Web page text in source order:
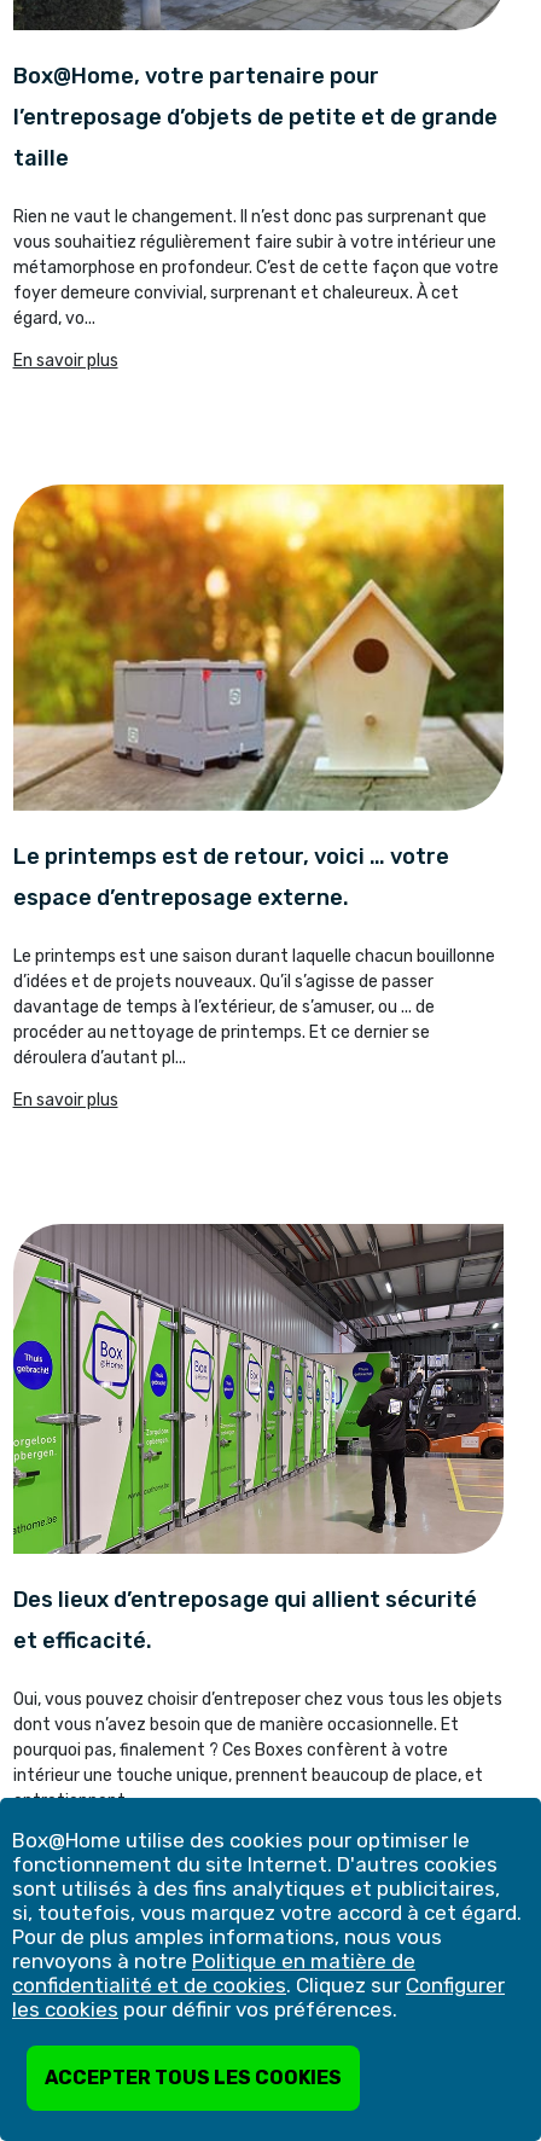
Box@Home, votre partenaire pour
l’entreposage d’objets de petite et de grande
taille
Rien ne vaut le changement. Il n’est donc pas surprenant que
vous souhaitiez régulièrement faire subir à votre intérieur une
métamorphose en profondeur. C’est de cette façon que votre
foyer demeure convivial, surprenant et chaleureux. À cet
égard, vo...
En savoir plus
Le printemps est de retour, voici … votre
espace d’entreposage externe.
Le printemps est une saison durant laquelle chacun bouillonne
d’idées et de projets nouveaux. Qu’il s’agisse de passer
davantage de temps à l’extérieur, de s’amuser, ou ... de
procéder au nettoyage de printemps. Et ce dernier se
déroulera d’autant pl...
En savoir plus
Des lieux d’entreposage qui allient sécurité
et efficacité.
Oui, vous pouvez choisir d’entreposer chez vous tous les objets
dont vous n’avez besoin que de manière occasionnelle. Et
pourquoi pas, finalement ? Ces Boxes confèrent à votre
intérieur une touche unique, prennent beaucoup de place, et
entretiennent ...
En savoir plus
Box@Home utilise des cookies pour optimiser le
fonctionnement du site Internet. D'autres cookies
sont utilisés à des fins analytiques et publicitaires,
si, toutefois, vous marquez votre accord à cet égard.
Pour de plus amples informations, nous vous
renvoyons à notre Politique en matière de
confidentialité et de cookies. Cliquez sur Configurer
les cookies pour définir vos préférences.